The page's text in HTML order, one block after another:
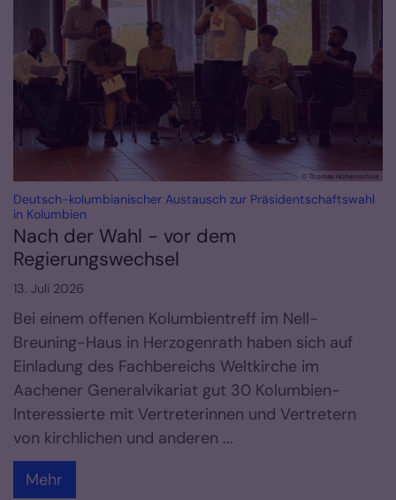
© Thomas Hohenschue
Deutsch-kolumbianischer Austausch zur Präsidentschaftswahl
in Kolumbien
Nach der Wahl - vor dem
Regierungswechsel
13. Juli 2026
Bei einem offenen Kolumbientreff im Nell-
Breuning-Haus in Herzogenrath haben sich auf
Einladung des Fachbereichs Weltkirche im
Aachener Generalvikariat gut 30 Kolumbien-
Interessierte mit Vertreterinnen und Vertretern
von kirchlichen und anderen ...
Mehr